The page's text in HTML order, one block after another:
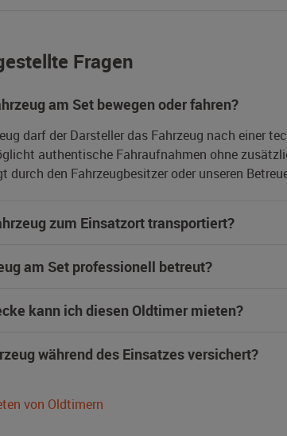
Fragen
am Set bewegen oder fahren?
darf der Darsteller das Fahrzeug nach einer
authentische Fahraufnahmen ohne
durch den Fahrzeugbesitzer oder unseren
zum Einsatzort transportiert?
am Set professionell betreut?
kann ich diesen Oldtimer mieten?
während des Einsatzes versichert?
von Oldtimern